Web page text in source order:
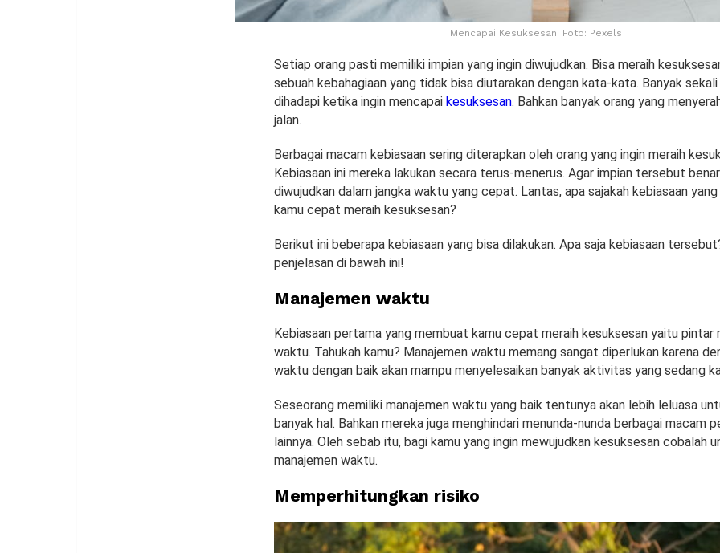
Mencapai Kesuksesan. Foto: Pexels
Setiap orang pasti memiliki impian yang ingin diwujudkan. Bisa meraih
sebuah kebahagiaan yang tidak bisa diutarakan dengan kata-kata. Banyak
dihadapi ketika ingin mencapai kesuksesan. Bahkan banyak orang yang
jalan.
Berbagai macam kebiasaan sering diterapkan oleh orang yang ingin meraih
Kebiasaan ini mereka lakukan secara terus-menerus. Agar impian tersebut
diwujudkan dalam jangka waktu yang cepat. Lantas, apa sajakah kebiasaan
kamu cepat meraih kesuksesan?
Berikut ini beberapa kebiasaan yang bisa dilakukan. Apa saja kebiasaan
penjelasan di bawah ini!
Manajemen waktu
Kebiasaan pertama yang membuat kamu cepat meraih kesuksesan yaitu pintar
waktu. Tahukah kamu? Manajemen waktu memang sangat diperlukan karena
waktu dengan baik akan mampu menyelesaikan banyak aktivitas yang sedang
Seseorang memiliki manajemen waktu yang baik tentunya akan lebih leluasa
banyak hal. Bahkan mereka juga menghindari menunda-nunda berbagai macam
lainnya. Oleh sebab itu, bagi kamu yang ingin mewujudkan kesuksesan cobalah
manajemen waktu.
Memperhitungkan risiko